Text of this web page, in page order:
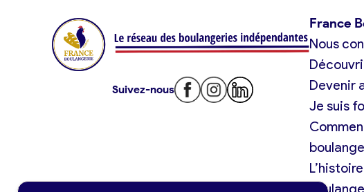
Je suis fournisseur
Suivez-nous
France
Nous
Devenir
Je suis